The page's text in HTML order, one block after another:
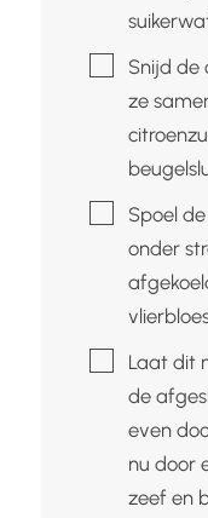
▢Snijd de
ze
▢Spoel
onder
▢Laat dit
de
even
nu door
zeef en